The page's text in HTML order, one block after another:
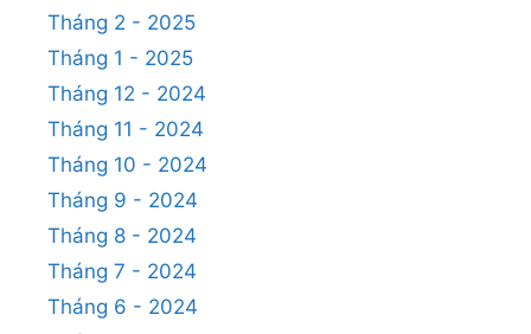
Tháng 2 - 2025
Tháng 1 - 2025
Tháng 12 - 2024
Tháng 11 - 2024
Tháng 10 - 2024
Tháng 9 - 2024
Tháng 8 - 2024
Tháng 7 - 2024
Tháng 6 - 2024